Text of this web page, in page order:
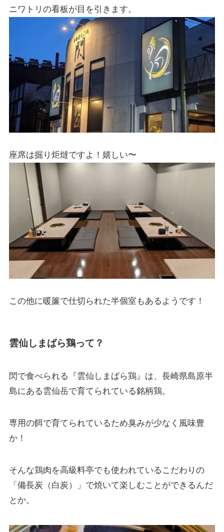
ニワトリの看板が目を引きます。
座席は掘り炬燵ですよ！嬉しい〜
この他に暖簾で仕切られた半個室もあるようです！
雲仙しまばら鶏って？
閃で食べられる『雲仙しまばら鶏』は、長崎県島原半
島にある雲仙岳で育てられている銘柄鶏。
専用の餌で育てられているため臭みが少なく風味豊
か！
そんな鶏肉を高級料亭でも使われているこだわりの
「備長炭（白炭）」で焼いて楽しむことができるんだ
とか。